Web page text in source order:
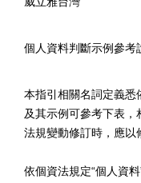
個人資料判斷示例參考
本指引相關名詞定義悉
及其示例可參考下表
法規變動修訂時，應以
依個資法規定“個人資料